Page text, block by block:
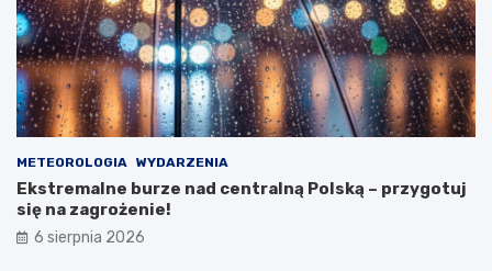
o
s
t
a
n
u
METEOROLOGIA WYDARZENIA
Ekstremalne burze nad centralną Polską – przygotuj
się na zagrożenie!
6 sierpnia 2026